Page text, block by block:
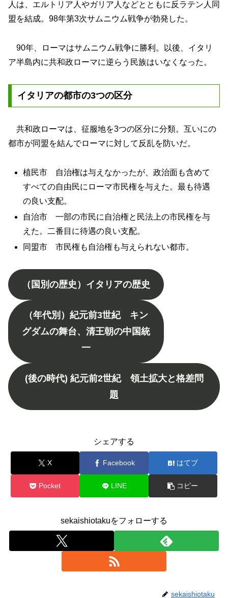
人は、エルトリア人やガリア人などとともに反ラテン人同
盟を結成。98年第3次サムニウム戦争が勃発した。
90年、ローマはサムニウム戦争に勝利。以後、イタリ
ア半島内に共和政ローマに逆らう民族はいなくなった。
イタリアの都市の3つの区分
共和政ローマは、征服地を3つの区分に分類。互いにの
都市が同盟を結んでローマに対して反乱を防いだ。
植民市 自治権は与えなかったが、政治面も含めて
すべての自由民にローマ市民権を与えた。最も待遇
の良い支配。
自治市 一部の市民に自治権と民法上の市民権を与
えた。二番目に待遇の良い支配。
同盟市 市民権も自治権も与えられない都市。
（国別の歴史）イタリアの歴史
（年代別）紀元前3世紀 キン
グダムの舞台、清王朝の中国統
一
(後の時代) 紀元前2世紀 領土拡大と格差問
題
シェアする
X Facebook はてブ
Pocket LINE コピー
sekaishiotakuをフォローする
sekaishiotaku